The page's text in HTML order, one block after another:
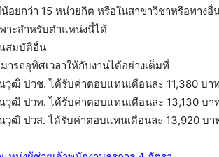
อยกว่า 15 หน่วยกิต หรือในสาขาวิชาหรือทาง
าะสำหรับตำแหน่งนี้ได้
สมบัติอื่น
ารถอุทิศเวลาให้กับงานได้อย่างเต็มที่
วุฒิ ปวช. ได้รับค่าตอบแทนเดือนละ 11,380 บาท
วุฒิ ปวท. ได้รับค่าตอบแทนเดือนละ 13,130 บา
วุฒิ ปวส. ได้รับค่าตอบแทนเดือนละ 13,920 บา